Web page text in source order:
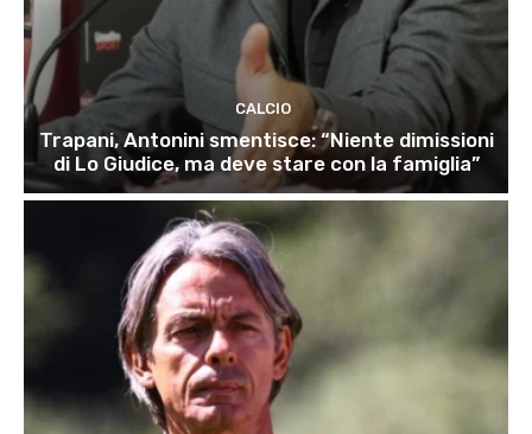
CALCIO
Trapani, Antonini smentisce: “Niente dimissioni
di Lo Giudice, ma deve stare con la famiglia”